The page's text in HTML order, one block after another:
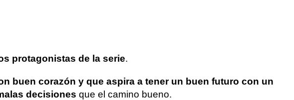
protagonistas de la serie.
buen corazón y que aspira a tener un buen futuro con un
decisiones que el camino bueno.